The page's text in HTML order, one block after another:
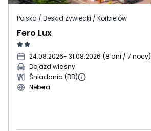
Polska / Beskid Żywiecki / Korbielów
Fero Lux
24.08.2026- 31.08.2026 (8 dni / 7 nocy)
Dojazd własny
Śniadania (BB)
Nekera